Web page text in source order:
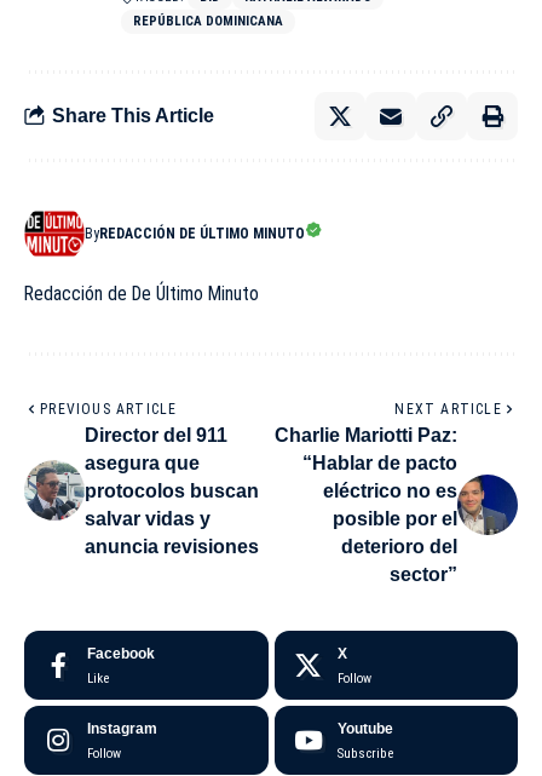
REPÚBLICA DOMINICANA
Share This Article
ByREDACCIÓN DE ÚLTIMO MINUTO
Redacción de De Último Minuto
PREVIOUS ARTICLE
Director del 911
asegura que
protocolos buscan
salvar vidas y
anuncia revisiones
NEXT ARTICLE
Charlie Mariotti Paz:
“Hablar de pacto
eléctrico no es
posible por el
deterioro del
sector”
Facebook
Like
X
Follow
Instagram
Follow
Youtube
Subscribe